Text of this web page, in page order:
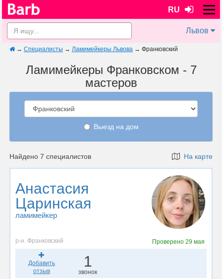
RU
Львов
→ Специалисты → Ламимейкеры Львова → Франковский
Ламимейкеры Франковском - 7
мастеров
Выезд на дом
Найдено 7 специалистов На карте
Анастасия
Царинская
ламимейкер
р-н. Франковский Проверено29 мая
Добавить
отзыв
1
звонок